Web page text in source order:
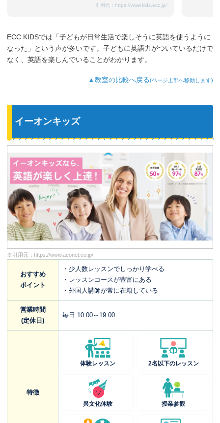
引用元： https://www.kids.ecc.jp/
ECC KIDSでは「子どもが日常生活で楽しそうに英語を使うように
なった」という声が多いです。子どもに英語力がついているだけで
なく、英語を楽しんでいることがわかります。
▲教室の比較へ戻る(ページ上部へ移動します)
イーオンキッズ
※引用元： https://www.aeonet.co.jp/
おすすめ
ポイント
・少人数レッスンでしっかり学べる
・レッスンコースが豊富にある
・外国人講師が常に在籍している
営業時間
(定休日)
毎日 10:00～19:00
特徴
体験レッスン 2名以下のレッスン
異文化体験 授業参観